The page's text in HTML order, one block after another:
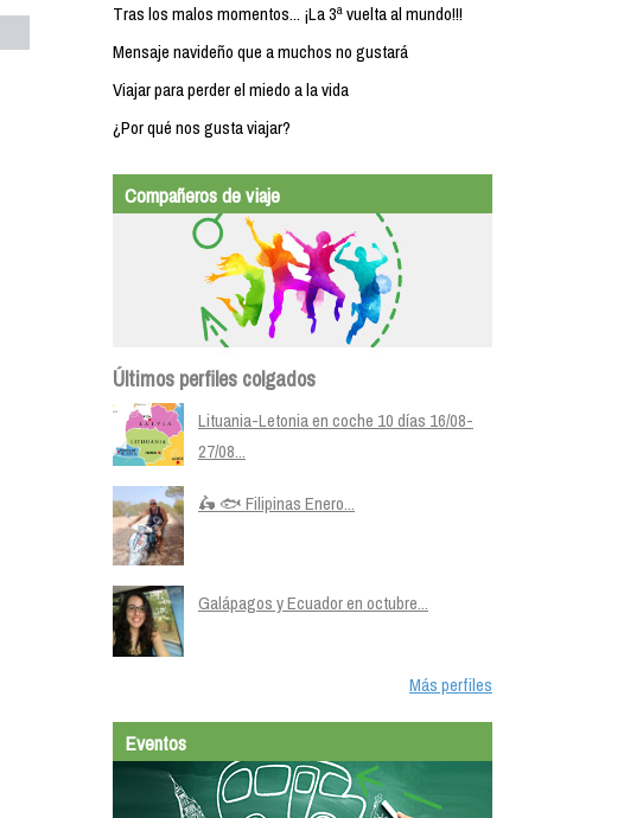
Tras los malos momentos... ¡La 3ª vuelta al mundo!!!
Mensaje navideño que a muchos no gustará
Viajar para perder el miedo a la vida
¿Por qué nos gusta viajar?
Compañeros de viaje
Últimos perfiles colgados
Lituania-Letonia en coche 10 días 16/08-
27/08...
🛵 🐟 Filipinas Enero...
Galápagos y Ecuador en octubre...
Más perfiles
Eventos